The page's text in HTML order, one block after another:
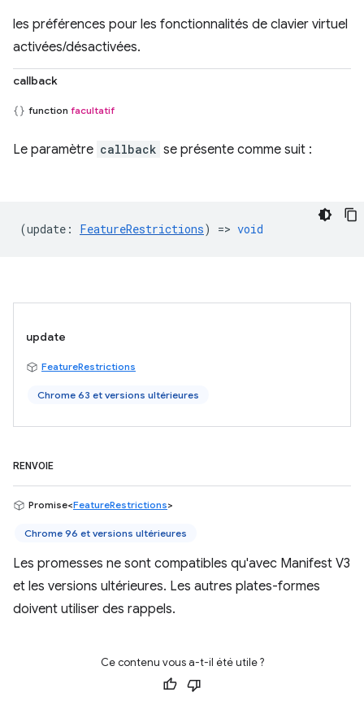
les préférences pour les fonctionnalités de clavier virtuel
activées/désactivées.
callback
function facultatif
Le paramètre callback se présente comme suit :
(update : FeatureRestrictions) => void
update
FeatureRestrictions
Chrome 63 et versions ultérieures
RENVOIE
Promise<FeatureRestrictions>
Chrome 96 et versions ultérieures
Les promesses ne sont compatibles qu'avec Manifest V3
et les versions ultérieures. Les autres plates-formes
doivent utiliser des rappels.
Ce contenu vous a-t-il été utile ?